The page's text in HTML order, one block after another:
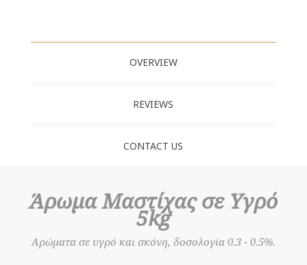
OVERVIEW
REVIEWS
CONTACT US
Άρωμα Μαστίχας σε Υγρό
5kg
Αρώματα σε υγρό και σκόνη, δοσολογία 0.3 - 0.5%.